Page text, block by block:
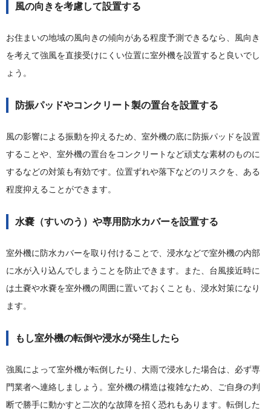
風の向きを考慮して設置する
お住まいの地域の風向きの傾向がある程度予測できるなら、風向き
を考えて強風を直接受けにくい位置に室外機を設置すると良いでし
ょう。
防振パッドやコンクリート製の置台を設置する
風の影響による振動を抑えるため、室外機の底に防振パッドを設置
することや、室外機の置台をコンクリートなど頑丈な素材のものに
するなどの対策も有効です。位置ずれや落下などのリスクを、ある
程度抑えることができます。
水嚢（すいのう）や専用防水カバーを設置する
室外機に防水カバーを取り付けることで、浸水などで室外機の内部
に水が入り込んでしまうことを防止できます。また、台風接近時に
は土嚢や水嚢を室外機の周囲に置いておくことも、浸水対策になり
ます。
もし室外機の転倒や浸水が発生したら
強風によって室外機が転倒したり、大雨で浸水した場合は、必ず専
門業者へ連絡しましょう。室外機の構造は複雑なため、ご自身の判
断で勝手に動かすと二次的な故障を招く恐れもあります。転倒した